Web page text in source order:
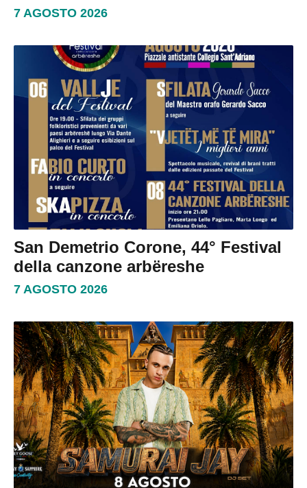
7 AGOSTO 2026
San Demetrio Corone, 44° Festival
della canzone arbëreshe
7 AGOSTO 2026